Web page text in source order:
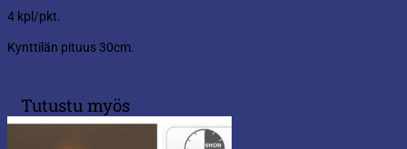
4 kpl/pkt.
Kynttilän pituus 30cm.
Tutustu myös